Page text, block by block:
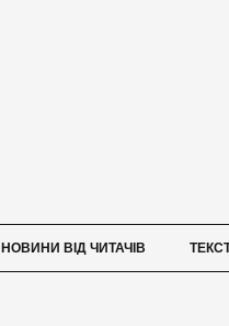
НОВИНИ ВІД ЧИТАЧІВ